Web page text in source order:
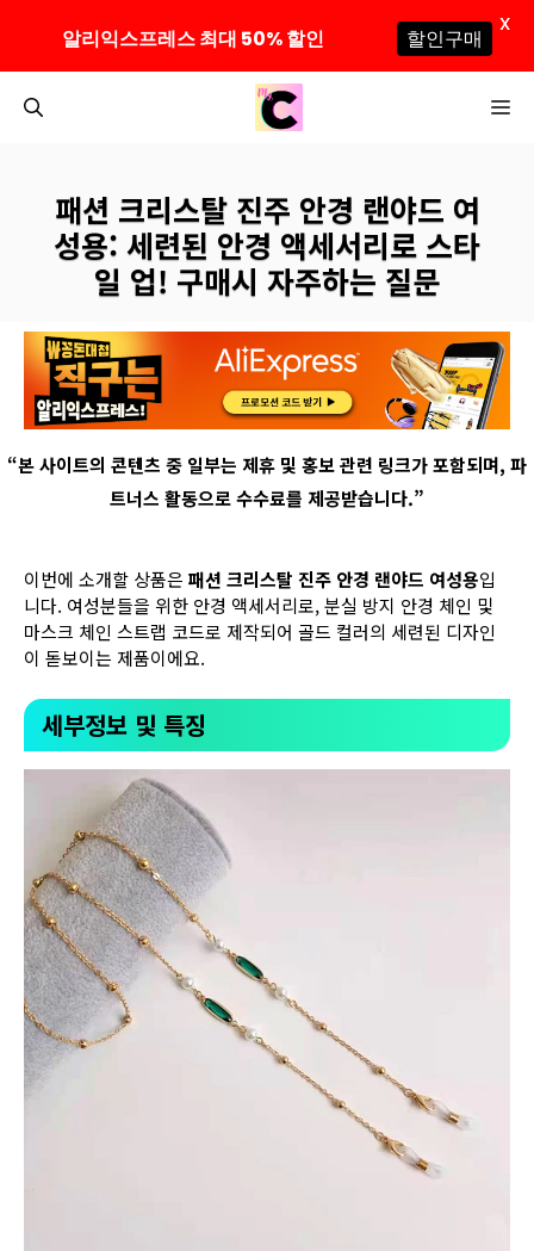
패션 크리스탈 진주 안경 랜야드 여
성용: 세련된 안경 액세서리로 스타
일 업! 구매시 자주하는 질문
“본 사이트의 콘텐츠 중 일부는 제휴 및 홍보 관련 링크가 포함되며, 파
트너스 활동으로 수수료를 제공받습니다.”
이번에 소개할 상품은 패션 크리스탈 진주 안경 랜야드 여성용입
니다. 여성분들을 위한 안경 액세서리로, 분실 방지 안경 체인 및
마스크 체인 스트랩 코드로 제작되어 골드 컬러의 세련된 디자인
이 돋보이는 제품이에요.
세부정보 및 특징
알리익스프레스 최대 50% 할인 할인구매
X